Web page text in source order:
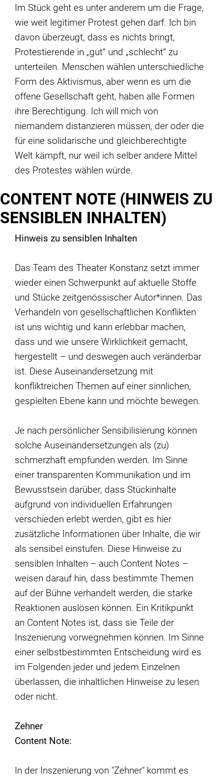
Im Stück geht es unter anderem um die Frage,
wie weit legitimer Protest gehen darf. Ich bin
davon überzeugt, dass es nichts bringt,
Protestierende in „gut“ und „schlecht“ zu
unterteilen. Menschen wählen unterschiedliche
Form des Aktivismus, aber wenn es um die
offene Gesellschaft geht, haben alle Formen
ihre Berechtigung. Ich will mich von
niemandem distanzieren müssen, der oder die
für eine solidarische und gleichberechtigte
Welt kämpft, nur weil ich selber andere Mittel
des Protestes wählen würde.
CONTENT NOTE (HINWEIS ZU
SENSIBLEN INHALTEN)
Hinweis zu sensiblen Inhalten
Das Team des Theater Konstanz setzt immer
wieder einen Schwerpunkt auf aktuelle Stoffe
und Stücke zeitgenössischer Autor*innen. Das
Verhandeln von gesellschaftlichen Konflikten
ist uns wichtig und kann erlebbar machen,
dass und wie unsere Wirklichkeit gemacht,
hergestellt – und deswegen auch veränderbar
ist. Diese Auseinandersetzung mit
konfliktreichen Themen auf einer sinnlichen,
gespielten Ebene kann und möchte bewegen.
Je nach persönlicher Sensibilisierung können
solche Auseinandersetzungen als (zu)
schmerzhaft empfunden werden. Im Sinne
einer transparenten Kommunikation und im
Bewusstsein darüber, dass Stückinhalte
aufgrund von individuellen Erfahrungen
verschieden erlebt werden, gibt es hier
zusätzliche Informationen über Inhalte, die wir
als sensibel einstufen. Diese Hinweise zu
sensiblen Inhalten – auch Content Notes –
weisen darauf hin, dass bestimmte Themen
auf der Bühne verhandelt werden, die starke
Reaktionen auslösen können. Ein Kritikpunkt
an Content Notes ist, dass sie Teile der
Inszenierung vorwegnehmen können. Im Sinne
einer selbstbestimmten Entscheidung wird es
im Folgenden jeder und jedem Einzelnen
überlassen, die inhaltlichen Hinweise zu lesen
oder nicht.
Zehner
Content Note:
In der Inszenierung von "Zehner" kommt es